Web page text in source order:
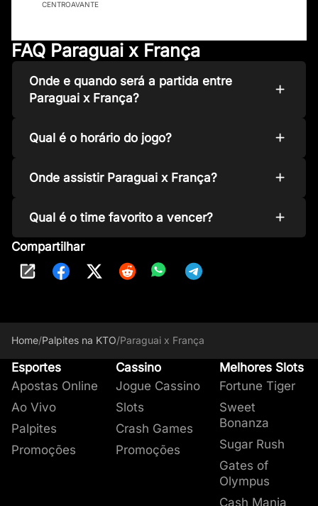
CENTROAVANTE
FAQ Paraguai x França
Onde e quando será a partida entre
Paraguai x França?
Qual é o horário do jogo?
Onde assistir Paraguai x França?
Qual é o time favorito a vencer?
Compartilhar
Home/Palpites na KTO/Paraguai x França
Esportes
Apostas Online
Ao Vivo
Palpites
Promoções
Cassino
Jogue Cassino
Slots
Crash Games
Promoções
Melhores Slots
Fortune Tiger
Sweet
Bonanza
Sugar Rush
Gates of
Olympus
Cash Mania